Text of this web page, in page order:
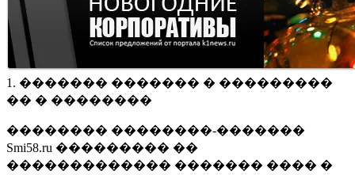
1. ������� ������� � ���������
�� � ��������
�������� ��������-�������
Smi58.ru ��������� ��
������������� ������� ���� �